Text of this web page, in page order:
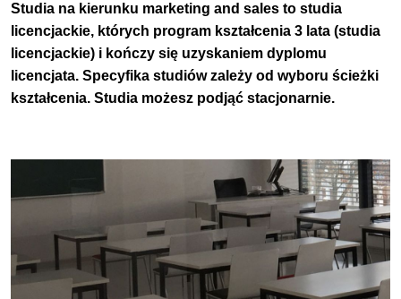
Studia na kierunku marketing and sales to studia
licencjackie, których program kształcenia 3 lata (studia
licencjackie) i kończy się uzyskaniem dyplomu
licencjata. Specyfika studiów zależy od wyboru ścieżki
kształcenia. Studia możesz podjąć stacjonarnie.